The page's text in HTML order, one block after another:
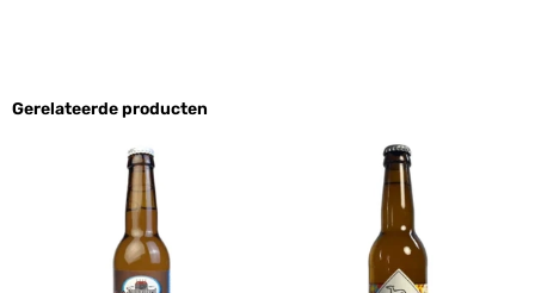
Gerelateerde producten